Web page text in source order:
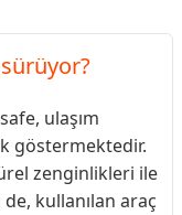
ulaşım
göstermektedir.
zenginlikleri ile
kullanılan araç